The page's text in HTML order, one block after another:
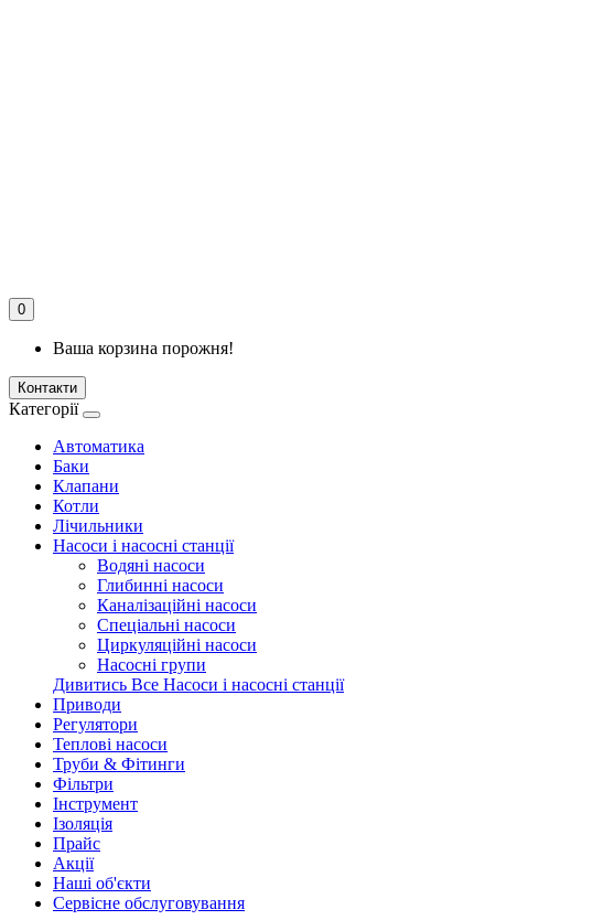
0
Ваша корзина порожня!
Контакти
Категорії
Автоматика
Баки
Клапани
Котли
Лічильники
Насоси і насосні станції
Водяні насоси
Глибинні насоси
Каналізаційні насоси
Спеціальні насоси
Циркуляційні насоси
Насосні групи
Дивитись Все Насоси і насосні станції
Приводи
Регулятори
Теплові насоси
Труби & Фітинги
Фільтри
Інструмент
Ізоляція
Прайс
Акції
Наші об'єкти
Сервісне обслуговування